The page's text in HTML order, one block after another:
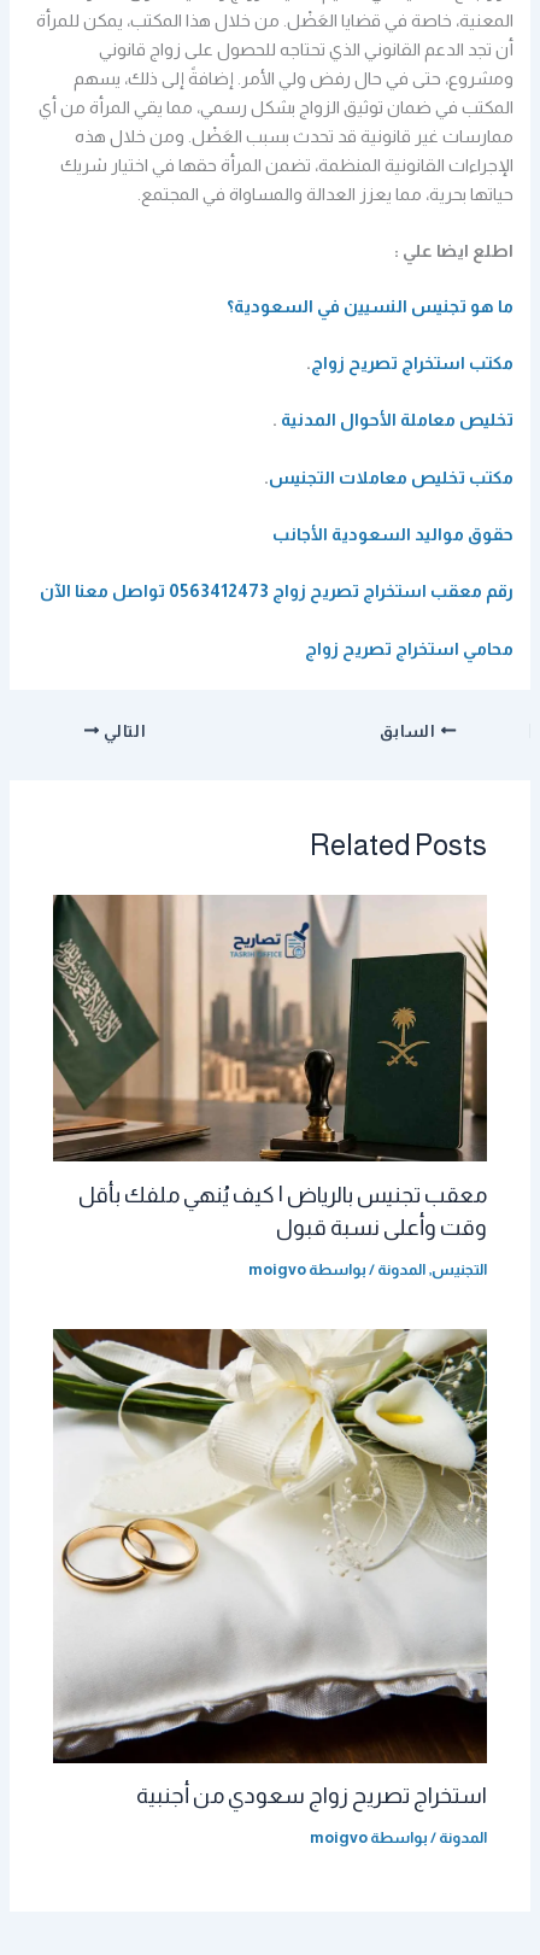
المعنية، خاصة في قضايا العَضْل. من خلال هذا المكتب، يمكن للمرأة
أن تجد الدعم القانوني الذي تحتاجه للحصول على زواج قانوني
ومشروع، حتى في حال رفض ولي الأمر. إضافةً إلى ذلك، يسهم
المكتب في ضمان توثيق الزواج بشكل رسمي، مما يقي المرأة من أي
ممارسات غير قانونية قد تحدث بسبب العَضْل. ومن خلال هذه
الإجراءات القانونية المنظمة، تضمن المرأة حقها في اختيار شريك
حياتها بحرية، مما يعزز العدالة والمساواة في المجتمع.
اطلع ايضا علي :
ما هو تجنيس النسيين في السعودية؟
مكتب استخراج تصريح زواج .
تخليص معاملة الأحوال المدنية .
مكتب تخليص معاملات التجنيس.
حقوق مواليد السعودية الأجانب
رقم معقب استخراج تصريح زواج 0563412473 تواصل معنا الآن
محامي استخراج تصريح زواج
السابق التالي
Related Posts
معقب تجنيس بالرياض | كيف يُنهي ملفك بأقل
وقت وأعلى نسبة قبول
التجنيس,المدونة / بواسطة moigvo
استخراج تصريح زواج سعودي من أجنبية
المدونة / بواسطة moigvo